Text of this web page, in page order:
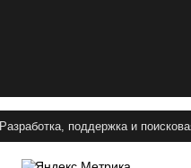
Разработка, поддержка и